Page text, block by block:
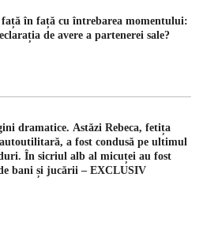
în față cu întrebarea momentului:
de avere a partenerei sale?
dramatice. Astăzi Rebeca, fetița
a fost condusă pe ultimul
În sicriul alb al micuței au fost
bani și jucării – EXCLUSIV